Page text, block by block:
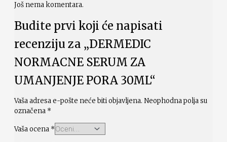
Još nema komentara.
Budite prvi koji će napisati
recenziju za „DERMEDIC
NORMACNE SERUM ZA
UMANJENJE PORA 30ML“
Vaša adresa e-pošte neće biti objavljena. Neophodna polja su
označena *
Vaša ocena *